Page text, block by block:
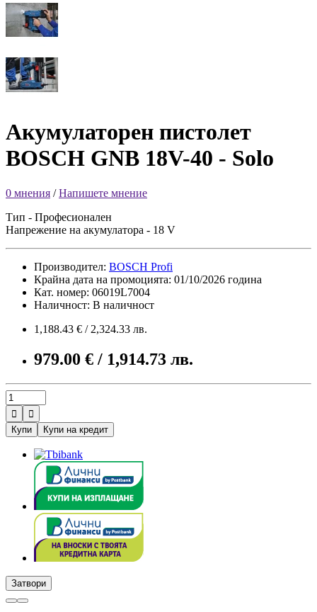
Акумулаторен пистолет
BOSCH GNB 18V-40 - Solo
0 мнения /Напишете мнение
Тип - Професионален
Напрежение на акумулатора - 18 V
Производител: BOSCH Profi
Крайна дата на промоцията: 01/10/2026 година
Кат. номер: 06019L7004
Наличност: В наличност
1,188.43 € / 2,324.33 лв.
979.00 € / 1,914.73 лв.


Купи
Купи на кредит
Затвори